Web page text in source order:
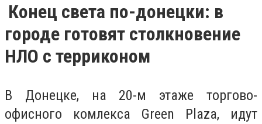
Конец света по-донецки: в
городе готовят столкновение
НЛО с терриконом
В Донецке, на 20-м этаже торгово-
офисного комлекса Green Plaza, идут